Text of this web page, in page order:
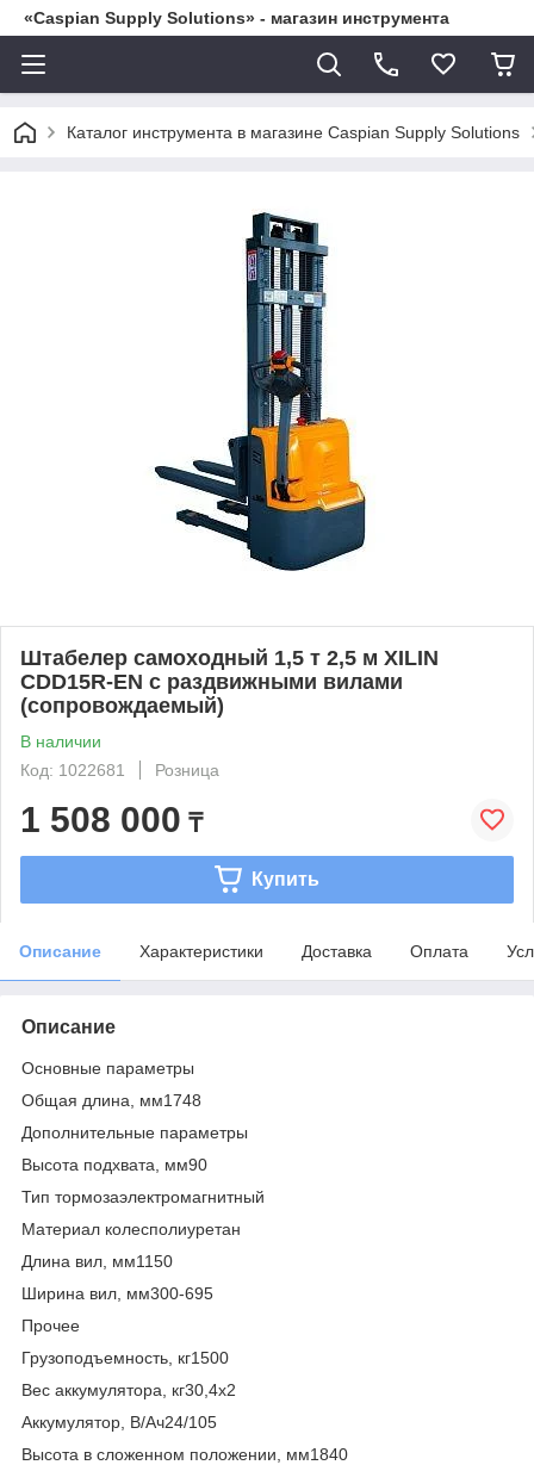
«Caspian Supply Solutions» - магазин инструмента
Каталог инструмента в магазине Caspian Supply Solutions
Штабелер самоходный 1,5 т 2,5 м XILIN
CDD15R-EN с раздвижными вилами
(сопровождаемый)
В наличии
Код: 1022681
Розница
1 508 000 ₸
Купить
Описание Характеристики Доставка Оплата
Описание
Основные параметры
Общая длина, мм1748
Дополнительные параметры
Высота подхвата, мм90
Тип тормозаэлектромагнитный
Материал колесполиуретан
Длина вил, мм1150
Ширина вил, мм300-695
Прочее
Грузоподъемность, кг1500
Вес аккумулятора, кг30,4х2
Аккумулятор, В/Ач24/105
Высота в сложенном положении, мм1840